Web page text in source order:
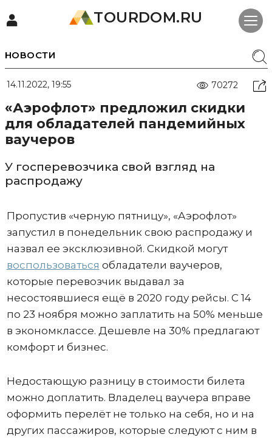
TOURDOM.RU
НОВОСТИ
14.11.2022, 19:55 70272
«Аэрофлот» предложил скидки
для обладателей пандемийных
ваучеров
У госперевозчика свой взгляд на
распродажу
Пропустив «черную пятницу», «Аэрофлот»
запустил в понедельник свою распродажу и
назвал ее эксклюзивной. Скидкой могут
воспользоваться обладатели ваучеров,
которые перевозчик выдавал за
несостоявшиеся ещё в 2020 году рейсы. С 14
по 23 ноября можно заплатить на 50% меньше
в экономклассе. Дешевле на 30% предлагают
комфорт и бизнес.
Недостающую разницу в стоимости билета
можно доплатить. Владелец ваучера вправе
оформить перелёт не только на себя, но и на
других пассажиров, которые следуют с ним в